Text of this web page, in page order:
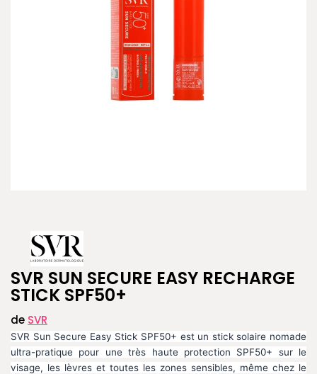
SVR SUN SECURE EASY RECHARGE
STICK SPF50+
de SVR
SVR Sun Secure Easy Stick SPF50+ est un stick solaire nomade
ultra-pratique pour une très haute protection SPF50+ sur le
visage, les lèvres et toutes les zones sensibles, même chez le